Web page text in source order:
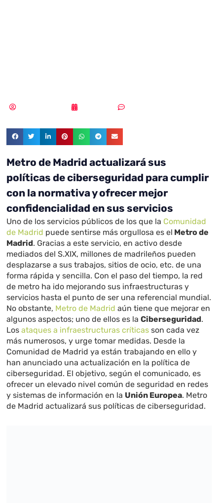
Metro de Madrid actualizará sus
políticas de ciberseguridad para cumplir
con la normativa y ofrecer mejor
confidencialidad en sus servicios
Uno de los servicios públicos de los que la Comunidad
de Madrid puede sentirse más orgullosa es el Metro de
Madrid. Gracias a este servicio, en activo desde
mediados del S.XIX, millones de madrileños pueden
desplazarse a sus trabajos, sitios de ocio, etc. de una
forma rápida y sencilla. Con el paso del tiempo, la red
de metro ha ido mejorando sus infraestructuras y
servicios hasta el punto de ser una referencial mundial.
No obstante, Metro de Madrid aún tiene que mejorar en
algunos aspectos; uno de ellos es laCiberseguridad.
Losataques a infraestructuras críticas son cada vez
más numerosos, y urge tomar medidas. Desde la
Comunidad de Madrid ya están trabajando en ello y
han anunciado una actualización en la política de
ciberseguridad. El objetivo, según el comunicado, es
ofrecer un elevado nivel común de seguridad en redes
y sistemas de información en la Unión Europea. Metro
de Madrid actualizará sus políticas de ciberseguridad.